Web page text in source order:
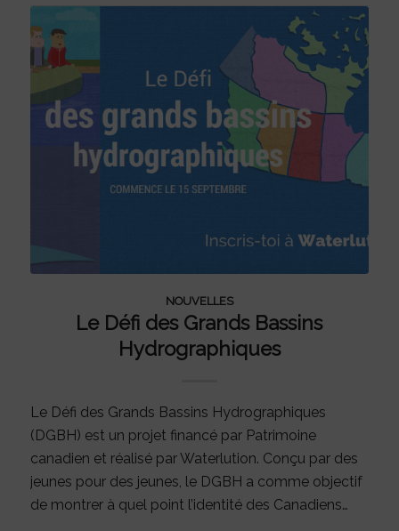
NOUVELLES
Le Défi des Grands Bassins
Hydrographiques
Le Défi des Grands Bassins Hydrographiques
(DGBH) est un projet financé par Patrimoine
canadien et réalisé par Waterlution. Conçu par des
jeunes pour des jeunes, le DGBH a comme objectif
de montrer à quel point l’identité des Canadiens…